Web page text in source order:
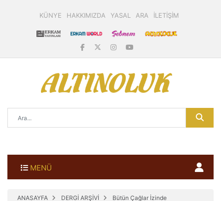
KÜNYE HAKKIMIZDA YASAL ARA İLETİŞİM
MENÜ
ANASAYFA DERGİ ARŞİVİ
Bütün Çağlar İzinde